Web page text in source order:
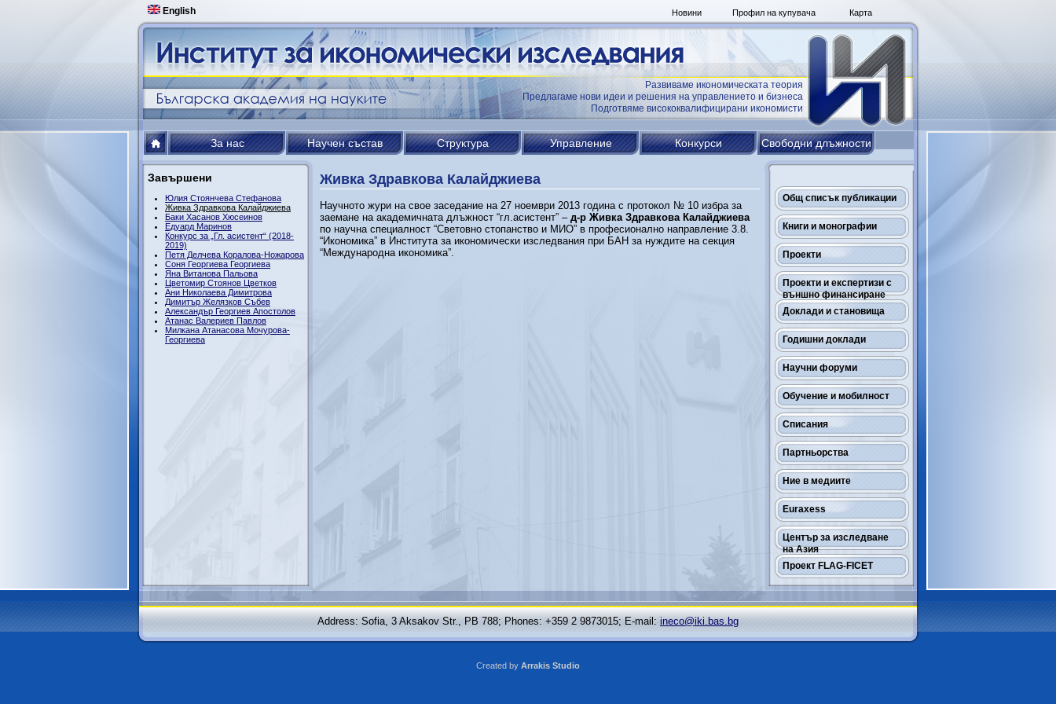
English Карта
Профил на купувача
Новини
Развиваме икономическата теория
Предлагаме нови идеи и решения на управлението и бизнеса
Подготвяме висококвалифицирани икономисти
За нас Научен състав Структура Управление Конкурси Свободни длъжности
Общ списък публикации
Книги и монографии
Проекти
Проекти и експертизи с
външно финансиране
Доклади и становища
Годишни доклади
Научни форуми
Обучение и мобилност
Списания
Партньорства
Ние в медиите
Euraxess
Център за изследване
на Азия
Проект FLAG-FICET
Завършени
Юлия Стоянчева Стефанова
Живка Здравкова Калайджиева
Баки Хасанов Хюсеинов
Едуард Маринов
Конкурс за „Гл. асистент“ (2018-
2019)
Петя Делчева Коралова-Ножарова
Соня Георгиева Георгиева
Яна Витанова Пальова
Цветомир Стоянов Цветков
Ани Николаева Димитрова
Димитър Желязков Събев
Александър Георгиев Апостолов
Атанас Валериев Павлов
Милкана Атанасова Мочурова-
Георгиева
Живка Здравкова Калайджиева
Научното жури на свое заседание на 27 ноември 2013 година с протокол № 10 избра за
заемане на академичната длъжност “гл.асистент” – д-р Живка Здравкова Калайджиева
по научна специалност “Световно стопанство и МИО” в професионално направление 3.8.
“Икономика” в Института за икономически изследвания при БАН за нуждите на секция
“Международна икономика”.
Address: Sofia, 3 Aksakov Str., PB 788; Phones: +359 2 9873015; Е-mail: ineco@iki.bas.bg
Created by Arrakis Studio